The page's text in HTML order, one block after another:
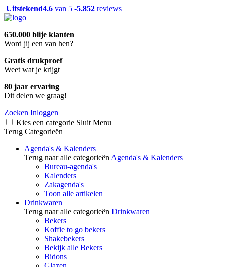
Uitstekend4.6 van 5 -5.852 reviews
650.000 blije klanten
Word jij een van hen?
Gratis drukproef
Weet wat je krijgt
80 jaar ervaring
Dit delen we graag!
Zoeken Inloggen
Kies een categorie Sluit Menu
Terug Categorieën
Agenda's & Kalenders
Terug naar alle categorieën Agenda's & Kalenders
Bureau-agenda's
Kalenders
Zakagenda's
Toon alle artikelen
Drinkwaren
Terug naar alle categorieën Drinkwaren
Bekers
Koffie to go bekers
Shakebekers
Bekijk alle Bekers
Bidons